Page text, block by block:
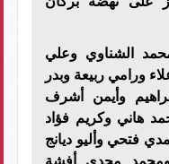
الشناوي وعلي
ورامي ربيعة وبدر
وأيمن أشرف
هاني وكريم فؤاد
فتحي وأليو ديانج
مجدي أفشة